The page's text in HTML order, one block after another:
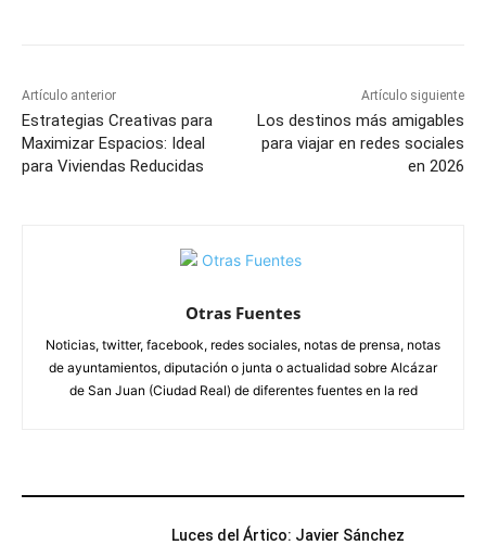
Artículo anterior
Estrategias Creativas para
Maximizar Espacios: Ideal
para Viviendas Reducidas
Artículo siguiente
Los destinos más amigables
para viajar en redes sociales
en 2026
Otras Fuentes
Noticias, twitter, facebook, redes sociales, notas de prensa, notas
de ayuntamientos, diputación o junta o actualidad sobre Alcázar
de San Juan (Ciudad Real) de diferentes fuentes en la red
Luces del Ártico: Javier Sánchez